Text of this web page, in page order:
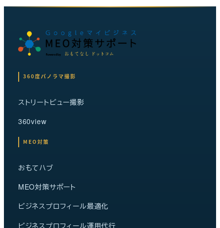
360度パノラマ撮影
ストリートビュー撮影
360view
MEO対策
おもてハブ
MEO対策サポート
ビジネスプロフィール最適化
ビジネスプロフィール運用代行